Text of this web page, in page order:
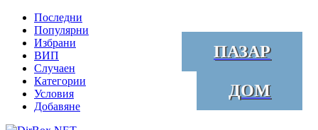
Последни
Популярни
Избрани
ВИП
Случаен
Категории
Условия
Добавяне
ПАЗАР
ДОМ